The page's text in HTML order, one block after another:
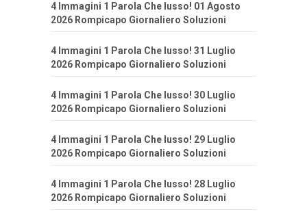
4 Immagini 1 Parola Che lusso! 01 Agosto
2026 Rompicapo Giornaliero Soluzioni
4 Immagini 1 Parola Che lusso! 31 Luglio
2026 Rompicapo Giornaliero Soluzioni
4 Immagini 1 Parola Che lusso! 30 Luglio
2026 Rompicapo Giornaliero Soluzioni
4 Immagini 1 Parola Che lusso! 29 Luglio
2026 Rompicapo Giornaliero Soluzioni
4 Immagini 1 Parola Che lusso! 28 Luglio
2026 Rompicapo Giornaliero Soluzioni